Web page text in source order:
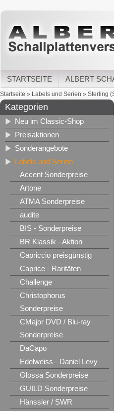
STARTSEITE ALBERT
Startseite » Labels und Serien » Sterling
Kategorien
Neu im Classic-Shop
Preisaktionen
Sonderangebote
Labels und Serien
Accent Sonderpreise
Artone
ATMA Sonderpreise
audite
BIS - Sonderpreise
BR Klassik - Aktion
Capriccio preisgünstig
Caprice - Raritäten
Challenge
Christophorus
Sonderpreise
CMajor DVD / Blu-ray
Sonderpreise
DaCapo
Edelweiss - Daniel Levy
Glossa Sonderpreise
GUILD Sonderpreise
Hänssler / SWR